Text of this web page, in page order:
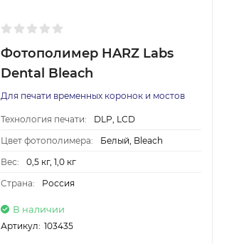
Фотополимер HARZ Labs
Dental Bleach
Для печати временных коронок и мостов
Технология печати:
DLP, LCD
Цвет фотополимера:
Белый, Bleach
Вес:
0,5 кг, 1,0 кг
Страна:
Россия
В наличии
Артикул: 103435